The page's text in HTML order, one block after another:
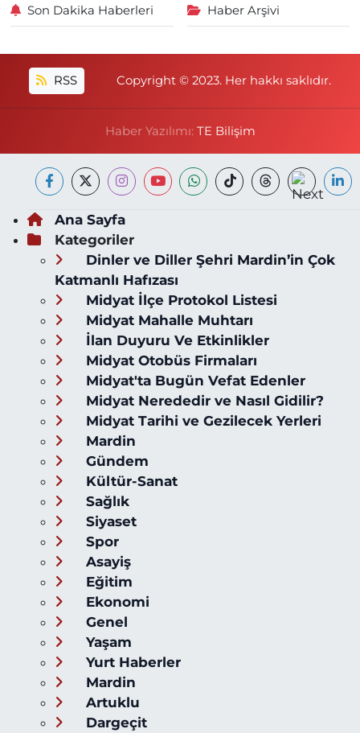
Son Dakika Haberleri Haber Arşivi
RSS Copyright © 2023. Her hakkı saklıdır.
Haber Yazılımı: TE Bilişim
Ana Sayfa
Kategoriler
Dinler ve Diller Şehri Mardin’in Çok
Katmanlı Hafızası
Midyat İlçe Protokol Listesi
Midyat Mahalle Muhtarı
İlan Duyuru Ve Etkinlikler
Midyat Otobüs Firmaları
Midyat'ta Bugün Vefat Edenler
Midyat Nerededir ve Nasıl Gidilir?
Midyat Tarihi ve Gezilecek Yerleri
Mardin
Gündem
Kültür-Sanat
Sağlık
Siyaset
Spor
Asayiş
Eğitim
Ekonomi
Genel
Yaşam
Yurt Haberler
Mardin
Artuklu
Dargeçit